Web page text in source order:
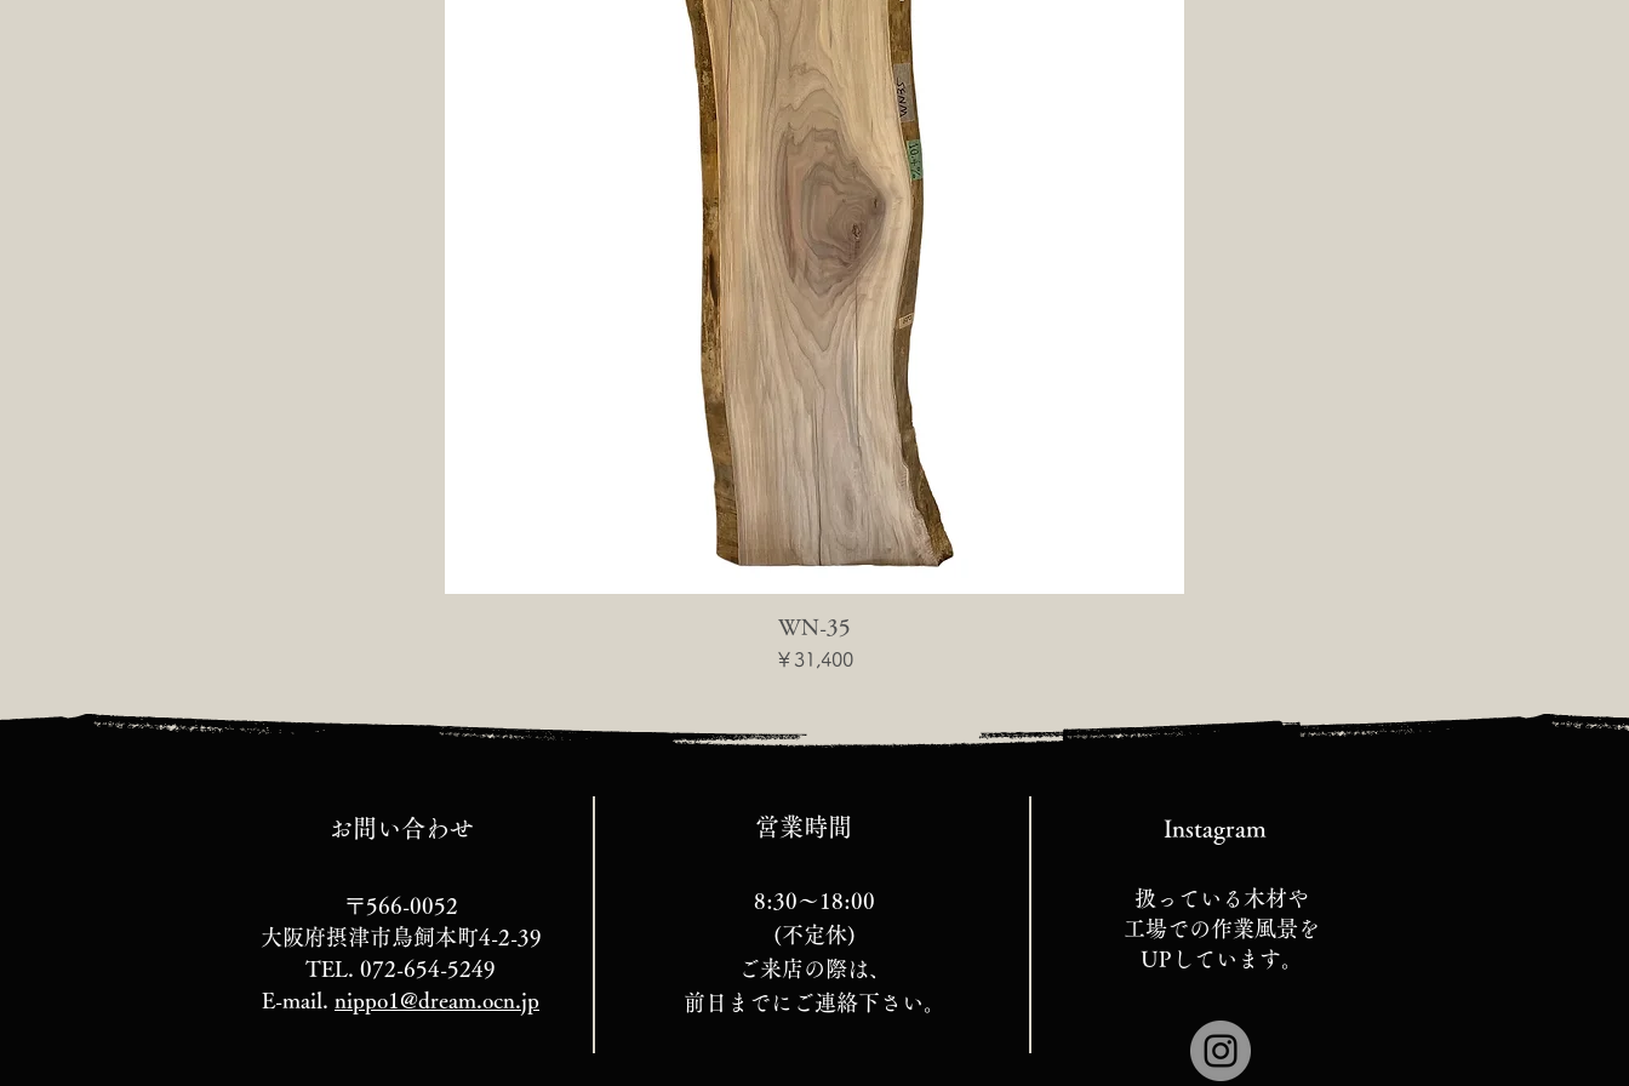
WN-35
価格
￥31,400
​お問い合わせ
〒566-0052
大阪府摂津市鳥飼本町4-2-39
TEL. 072-654-5249
E-mail. nippo1@dream.ocn.jp
営業時間
8:30～18:00
(不定休)
ご来店の際は、
前日までにご連絡下さい。
Instagram
扱っている木材や
工場での作業風景を
UPしています。